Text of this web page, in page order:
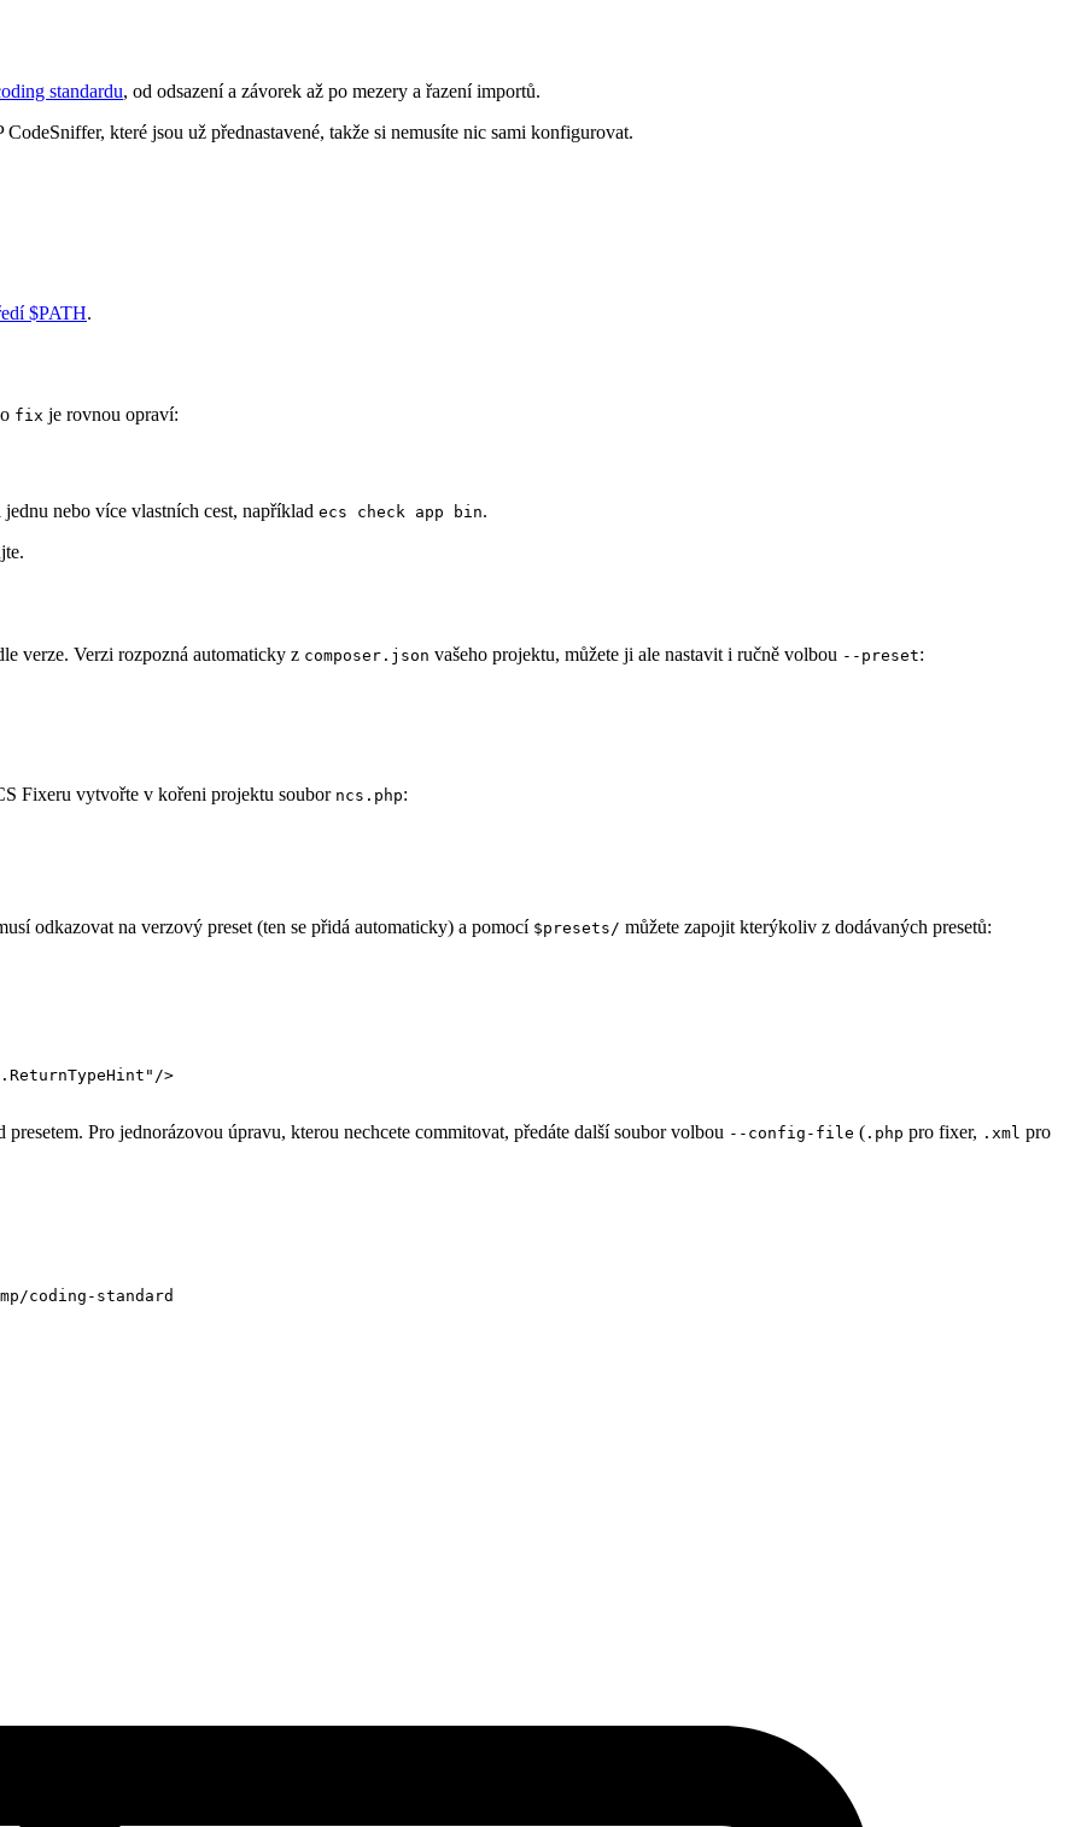
standardu, od odsazení a závorek až po mezery a řazení importů.
které jsou už přednastavené, takže si nemusíte nic sami konfigurovat.
$PATH.
fix je rovnou opraví:
jednu nebo více vlastních cest, například ecs check app bin.
verze. Verzi rozpozná automaticky z composer.json vašeho projektu, můžete ji ale nastavit i ručně volbou --preset:
Fixeru vytvořte v kořeni projektu soubor ncs.php:
odkazovat na verzový preset (ten se přidá automaticky) a pomocí $presets/ můžete zapojit kterýkoliv z dodávaných presetů:
Pro jednorázovou úpravu, kterou nechcete commitovat, předáte další soubor volbou --config-file ( .php pro fixer, .xml pro
coding-standard